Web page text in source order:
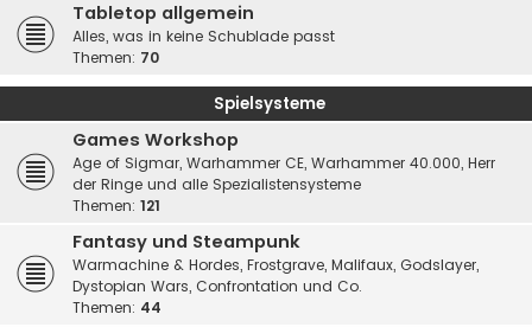
Tabletop allgemein
Alles, was in keine Schublade passt
Themen: 70
Spielsysteme
Games Workshop
Age of Sigmar, Warhammer CE, Warhammer 40.000, Herr
der Ringe und alle Spezialistensysteme
Themen: 121
Fantasy und Steampunk
Warmachine & Hordes, Frostgrave, Malifaux, Godslayer,
Dystopian Wars, Confrontation und Co.
Themen: 44